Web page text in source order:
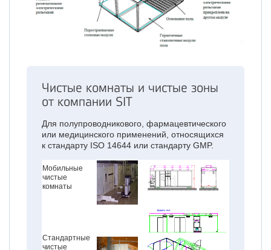
Чистые комнаты и чистые зоны
от компании SIT
Для полупроводникового, фармацевтического
или медицинского применений, относящихся
к стандарту ISO 14644 или стандарту GMP.
Мобильные
чистые
комнаты
Стандартные
чистые